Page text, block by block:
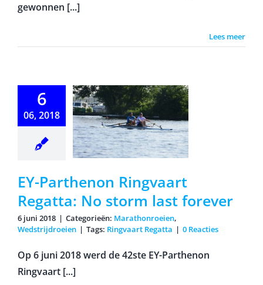
gewonnen [...]
Lees meer
6
06, 2018
No
last
EY-Parthenon Ringvaart
Regatta: No storm last forever
6 juni 2018 | Categorieën: Marathonroeien,
Wedstrijdroeien | Tags: Ringvaart Regatta | 0 Reacties
Op 6 juni 2018 werd de 42ste EY-Parthenon
Ringvaart [...]